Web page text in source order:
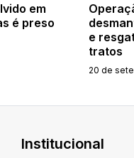
em
é preso
e
tratos
20 de
Institucional